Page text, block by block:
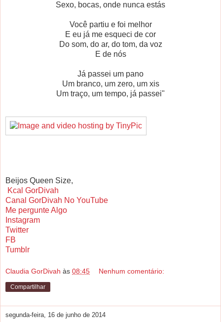
Sexo, bocas, onde nunca estás
Você partiu e foi melhor
E eu já me esqueci de cor
Do som, do ar, do tom, da voz
E de nós
Já passei um pano
Um branco, um zero, um xis
Um traço, um tempo, já passei"
Beijos Queen Size,
Kcal GorDivah
Canal GorDivah No YouTube
Me pergunte Algo
Instagram
Twitter
FB
Tumblr
Claudia GorDivah às 08:45 Nenhum comentário:
Compartilhar
segunda-feira, 16 de junho de 2014